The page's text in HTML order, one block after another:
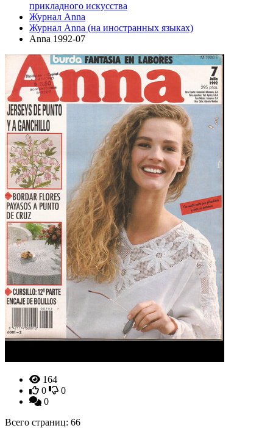
прикладного искусства
Журнал Anna
Журнал Anna (на иностранных языках)
Anna 1992-07
164
0
0
0
Всего страниц: 66